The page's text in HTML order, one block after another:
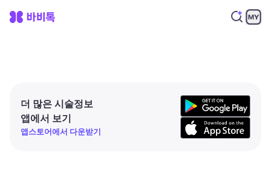
더 많은 시술정보
앱에서 보기
앱스토어에서 다운받기